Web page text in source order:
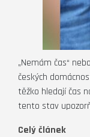
„Nemám čas“
českých
těžko hledají čas
tento stav
Celý článek